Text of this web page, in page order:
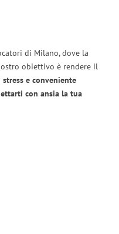
di Milano, dove la
obiettivo è rendere il
e conveniente
con ansia la tua